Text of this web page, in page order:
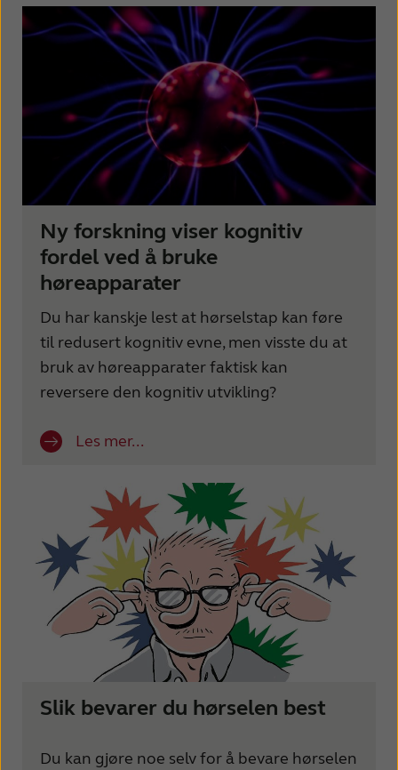
Ny forskning viser kognitiv
fordel ved å bruke
høreapparater
Du har kanskje lest at hørselstap kan føre
til redusert kognitiv evne, men visste du at
bruk av høreapparater faktisk kan
reversere den kognitiv utvikling?
Les mer...
Slik bevarer du hørselen best
Du kan gjøre noe selv for å bevare hørselen